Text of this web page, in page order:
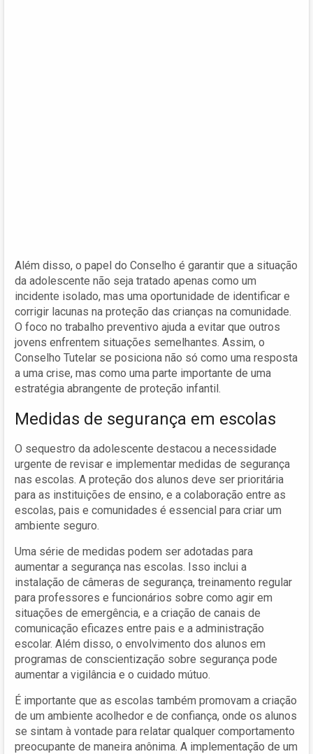
Além disso, o papel do Conselho é garantir que a situação
da adolescente não seja tratado apenas como um
incidente isolado, mas uma oportunidade de identificar e
corrigir lacunas na proteção das crianças na comunidade.
O foco no trabalho preventivo ajuda a evitar que outros
jovens enfrentem situações semelhantes. Assim, o
Conselho Tutelar se posiciona não só como uma resposta
a uma crise, mas como uma parte importante de uma
estratégia abrangente de proteção infantil.
Medidas de segurança em escolas
O sequestro da adolescente destacou a necessidade
urgente de revisar e implementar medidas de segurança
nas escolas. A proteção dos alunos deve ser prioritária
para as instituições de ensino, e a colaboração entre as
escolas, pais e comunidades é essencial para criar um
ambiente seguro.
Uma série de medidas podem ser adotadas para
aumentar a segurança nas escolas. Isso inclui a
instalação de câmeras de segurança, treinamento regular
para professores e funcionários sobre como agir em
situações de emergência, e a criação de canais de
comunicação eficazes entre pais e a administração
escolar. Além disso, o envolvimento dos alunos em
programas de conscientização sobre segurança pode
aumentar a vigilância e o cuidado mútuo.
É importante que as escolas também promovam a criação
de um ambiente acolhedor e de confiança, onde os alunos
se sintam à vontade para relatar qualquer comportamento
preocupante de maneira anônima. A implementação de um